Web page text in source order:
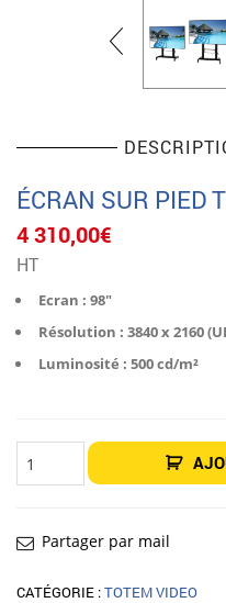
ÉCRAN SUR PIED
4 310,00€
HT
Ecran : 98″
Résolution : 3840 x 2160
Luminosité : 500 cd/m²
quantité
de
98" Partager par mail
CATÉGORIE :TOTEM VIDEO